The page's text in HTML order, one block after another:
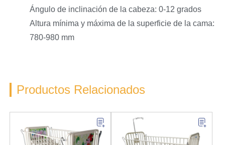
Ángulo de inclinación de la cabeza: 0-12 grados
Altura mínima y máxima de la superficie de la cama:
780-980 mm
Productos Relacionados